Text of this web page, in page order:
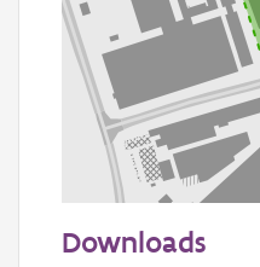
Informatie
Downloads